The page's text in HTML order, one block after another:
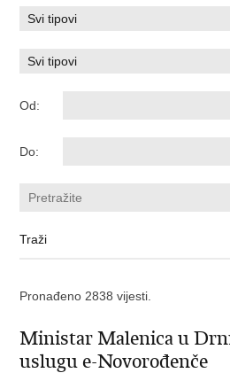
Od:
Do:
Pronađeno 2838 vijesti.
Ministar Malenica u
uslugu e-Novorođenče